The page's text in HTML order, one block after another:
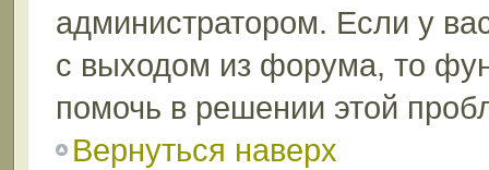
администратором. Если у
с выходом из форума, то
помочь в решении этой
Вернуться наверх